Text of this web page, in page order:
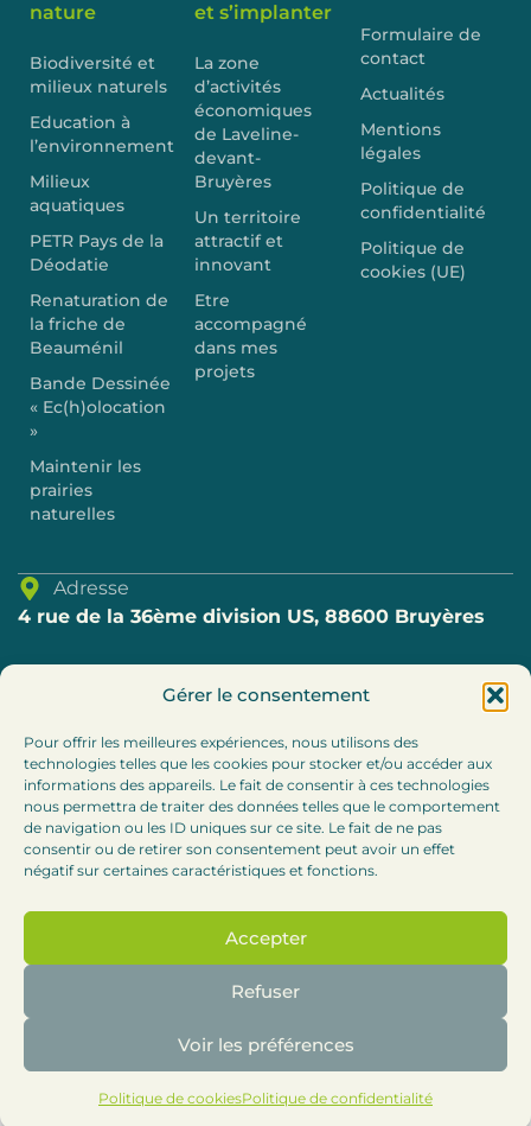
Gérer le consentement
Pour offrir les meilleures expériences, nous utilisons des
technologies telles que les cookies pour stocker et/ou accéder aux
informations des appareils. Le fait de consentir à ces technologies
nous permettra de traiter des données telles que le comportement
de navigation ou les ID uniques sur ce site. Le fait de ne pas
consentir ou de retirer son consentement peut avoir un effet
négatif sur certaines caractéristiques et fonctions.
Accepter
Refuser
Voir les préférences
Politique de cookiesPolitique de confidentialité
nature
Biodiversité et
milieux naturels
Education à
l’environnement
Milieux
aquatiques
PETR Pays de la
Déodatie
Renaturation de
la friche de
Beauménil
Bande Dessinée
« Ec(h)olocation
»
Maintenir les
prairies
naturelles
et s’implanter
La zone
d’activités
économiques
de Laveline-
devant-
Bruyères
Un territoire
attractif et
innovant
Etre
accompagné
dans mes
projets
Formulaire de
contact
Actualités
Mentions
légales
Politique de
confidentialité
Politique de
cookies (UE)
Adresse
4 rue de la 36ème division US, 88600 Bruyères
E-mail
accueil@cc-bruyeres.fr
Horaires
8h30-12h (accueil téléphonique l’après-
midi)
Vendredi : 8h30-12h